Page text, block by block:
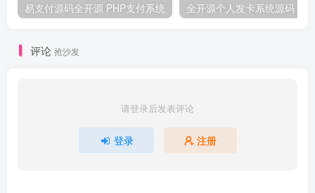
易支付源码全开源 PHP支付系统
评论 抢沙发
请登录后发表评论
登录 注册